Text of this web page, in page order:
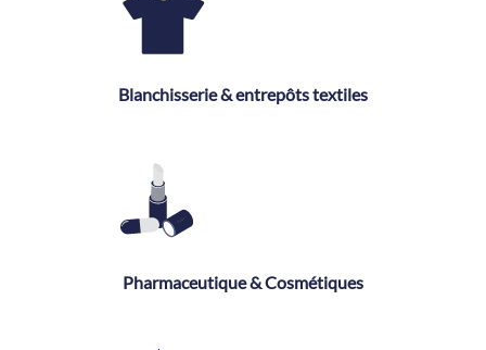
Blanchisserie & entrepôts textiles
Pharmaceutique & Cosmétiques